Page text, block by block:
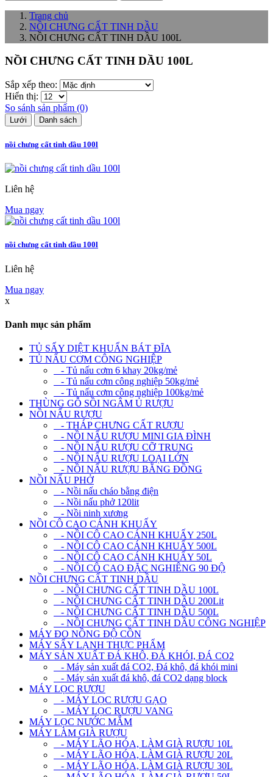
Trang chủ
NỒI CHƯNG CẤT TINH DẦU
NỒI CHƯNG CẤT TINH DẦU 100L
NỒI CHƯNG CẤT TINH DẦU 100L
Sắp xếp theo:
Hiển thị:
So sánh sản phẩm (0)
Lưới Danh sách
nồi chưng cất tinh dầu 100l
Liên hệ
Mua ngay
nồi chưng cất tinh dầu 100l
Liên hệ
Mua ngay
x
Danh mục sản phẩm
TỦ SẤY DIỆT KHUẨN BÁT ĐĨA
TỦ NẤU CƠM CÔNG NGHIỆP
- Tủ nấu cơm 6 khay 20kg/mẻ
- Tủ nấu cơm công nghiệp 50kg/mẻ
- Tủ nấu cơm công nghiệp 100kg/mẻ
THÙNG GỖ SỒI NGÂM Ủ RƯỢU
NỒI NẤU RƯỢU
- THÁP CHƯNG CẤT RƯỢU
- NỒI NẤU RƯỢU MINI GIA ĐÌNH
- NỒI NẤU RƯỢU CỠ TRUNG
- NỒI NẤU RƯỢU LOẠI LỚN
- NỒI NẤU RƯỢU BẰNG ĐỒNG
NỒI NẤU PHỞ
- Nồi nấu cháo bằng điện
- Nồi nấu phở 120lit
- Nồi ninh xương
NỒI CÔ CAO CÁNH KHUẤY
- NỒI CÔ CAO CÁNH KHUẤY 250L
- NỒI CÔ CAO CÁNH KHUẤY 500L
- NỒI CÔ CAO CÁNH KHUẤY 50L
- NỒI CÔ CAO ĐẶC NGHIÊNG 90 ĐỘ
NỒI CHƯNG CẤT TINH DẦU
- NỒI CHƯNG CẤT TINH DẦU 100L
- NỒI CHƯNG CẤT TINH DẦU 200Lit
- NỒI CHƯNG CẤT TINH DẦU 500L
- NỒI CHƯNG CẤT TINH DẦU CÔNG NGHIỆP
MÁY ĐO NỒNG ĐỘ CỒN
MÁY SẤY LẠNH THỰC PHẨM
MÁY SẢN XUẤT ĐÁ KHÔ, ĐÁ KHÓI, ĐÁ CO2
- Máy sản xuất đá CO2, Đá khô, đá khói mini
- Máy sản xuất đá khô, đá CO2 dạng block
MÁY LỌC RƯỢU
- MÁY LỌC RƯỢU GẠO
- MÁY LỌC RƯỢU VANG
MÁY LỌC NƯỚC MẮM
MÁY LÀM GIÀ RƯỢU
- MÁY LÃO HÓA, LÀM GIÀ RƯỢU 10L
- MÁY LÃO HÓA, LÀM GIÀ RƯỢU 20L
- MÁY LÃO HÓA, LÀM GIÀ RƯỢU 30L